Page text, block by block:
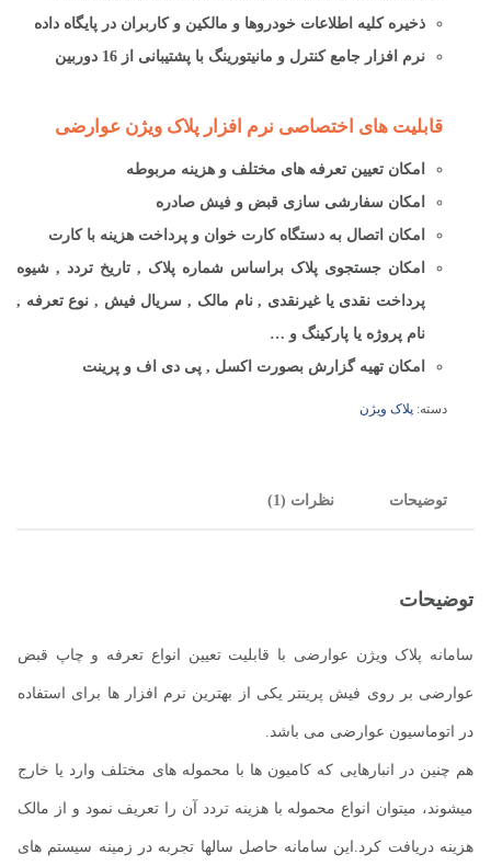
ذخیره کلیه اطلاعات خودروها و مالکین و کاربران در پایگاه داده
نرم افزار جامع کنترل و مانیتورینگ با پشتیبانی از 16 دوربین
قابلیت های اختصاصی نرم افزار پلاک ویژن عوارضی
امکان تعیین تعرفه های مختلف و هزینه مربوطه
امکان سفارشی سازی قبض و فیش صادره
امکان اتصال به دستگاه کارت خوان و پرداخت هزینه با کارت
امکان جستجوی پلاک براساس شماره پلاک , تاریخ تردد , شیوه
پرداخت نقدی یا غیرنقدی , نام مالک , سریال فیش , نوع تعرفه ,
نام پروژه یا پارکینگ و …
امکان تهیه گزارش بصورت اکسل , پی دی اف و پرینت
دسته: پلاک ویژن
توضیحات نظرات (1)
توضیحات
سامانه پلاک ویژن عوارضی با قابلیت تعیین انواع تعرفه و چاپ قبض
عوارضی بر روی فیش پرینتر یکی از بهترین نرم افزار ها برای استفاده
در اتوماسیون عوارضی می باشد.
هم چنین در انبارهایی که کامیون ها با محموله های مختلف وارد یا خارج
میشوند، میتوان انواع محموله با هزینه تردد آن را تعریف نمود و از مالک
هزینه دریافت کرد.این سامانه حاصل سالها تجربه در زمینه سیستم های